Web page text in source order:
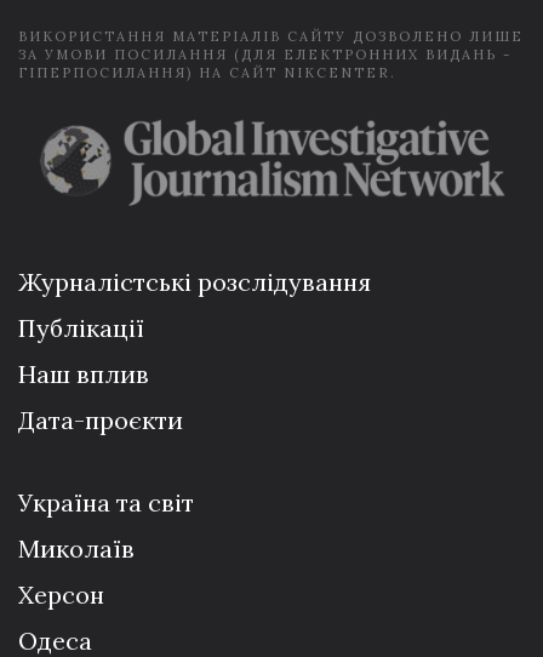
ВИКОРИСТАННЯ МАТЕРІАЛІВ САЙТУ ДОЗВОЛЕНО ЛИШЕ
ЗА УМОВИ ПОСИЛАННЯ (ДЛЯ ЕЛЕКТРОННИХ ВИДАНЬ -
ГІПЕРПОСИЛАННЯ) НА САЙТ NIKCENTER.
Журналістські розслідування
Публікації
Наш вплив
Дата-проєкти
Україна та світ
Миколаїв
Херсон
Одеса